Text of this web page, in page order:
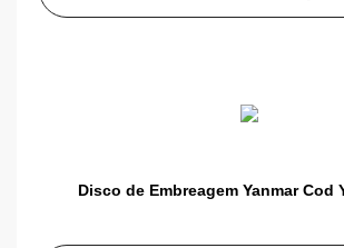
Disco de Embreagem Yanmar Cod